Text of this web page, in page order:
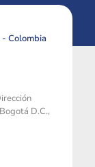
Colombia
D.C.,